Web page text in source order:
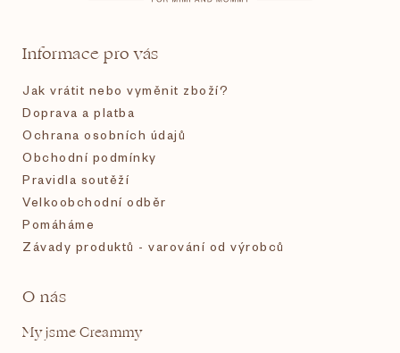
Informace pro vás
Jak vrátit nebo vyměnit zboží?
Doprava a platba
Ochrana osobních údajů
Obchodní podmínky
Pravidla soutěží
Velkoobchodní odběr
Pomáháme
Závady produktů - varování od výrobců
O nás
My jsme Creammy